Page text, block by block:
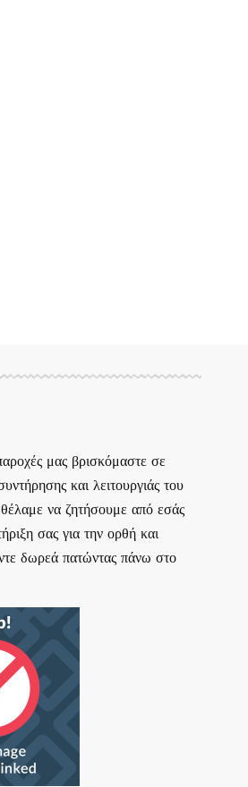
μας βρισκόμαστε σε
και λειτουργιάς του
να ζητήσουμε από εσάς
σας για την ορθή και
δωρεά πατώντας πάνω στο